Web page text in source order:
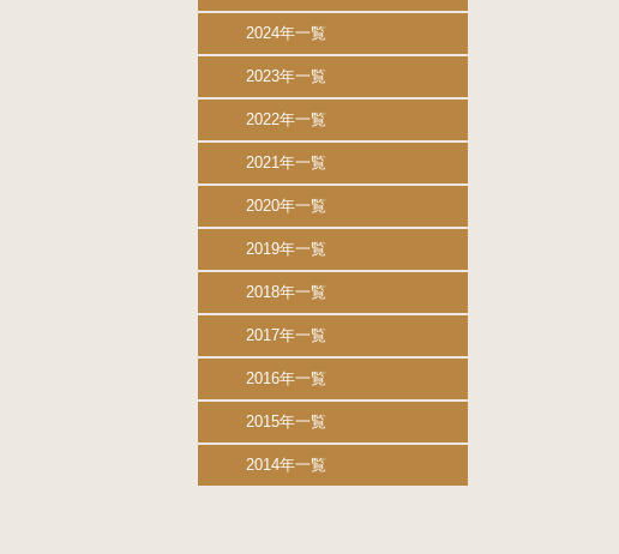
2024年一覧
2023年一覧
2022年一覧
2021年一覧
2020年一覧
2019年一覧
2018年一覧
2017年一覧
2016年一覧
2015年一覧
2014年一覧